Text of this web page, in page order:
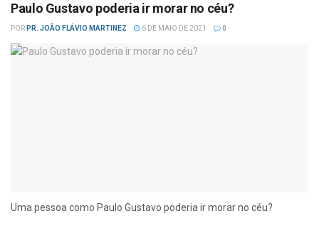
Paulo Gustavo poderia ir morar no céu?
POR PR. JOÃO FLÁVIO MARTINEZ 6 DE MAIO DE 2021 0
Uma pessoa como Paulo Gustavo poderia ir morar no céu?